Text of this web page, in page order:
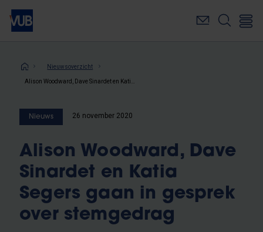
Overslaan
naar
inhoudKruimelpad
Nieuwsoverzicht
Nieuws 26 november 2020
Alison Woodward, Dave
Sinardet en Katia
Segers gaan in gesprek
over stemgedrag